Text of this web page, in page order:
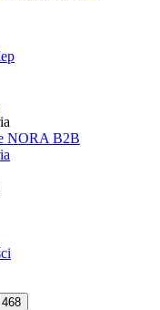
NORA B2B